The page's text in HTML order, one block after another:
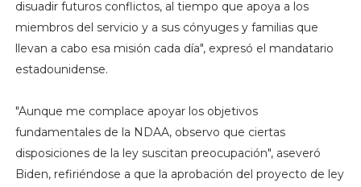
disuadir futuros conflictos, al tiempo que apoya a los
miembros del servicio y a sus cónyuges y familias que
llevan a cabo esa misión cada día", expresó el mandatario
estadounidense.
"Aunque me complace apoyar los objetivos
fundamentales de la NDAA, observo que ciertas
disposiciones de la ley suscitan preocupación", aseveró
Biden, refiriéndose a que la aprobación del proyecto de ley